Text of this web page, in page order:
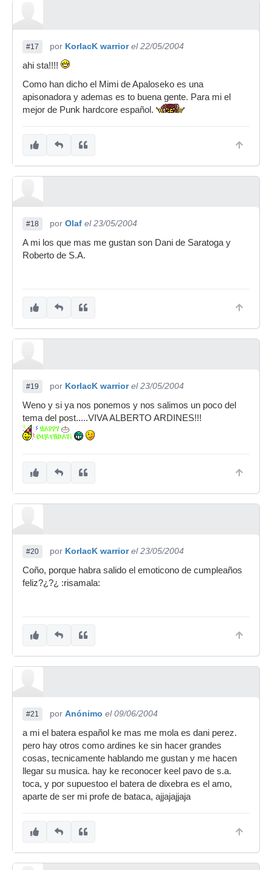
#17 por KorlacK warrior el 22/05/2004
ahi sta!!!!
Como han dicho el Mimi de Apaloseko es una
apisonadora y ademas es to buena gente. Para mi el
mejor de Punk hardcore español.
#18 por Olaf el 23/05/2004
A mi los que mas me gustan son Dani de Saratoga y
Roberto de S.A.
#19 por KorlacK warrior el 23/05/2004
Weno y si ya nos ponemos y nos salimos un poco del
tema del post.....VIVA ALBERTO ARDINES!!!
#20 por KorlacK warrior el 23/05/2004
Coño, porque habra salido el emoticono de cumpleaños
feliz?¿?¿ :risamala:
#21 por Anónimo el 09/06/2004
a mi el batera español ke mas me mola es dani perez.
pero hay otros como ardines ke sin hacer grandes
cosas, tecnicamente hablando me gustan y me hacen
llegar su musica. hay ke reconocer keel pavo de s.a.
toca, y por supuestoo el batera de dixebra es el amo,
aparte de ser mi profe de bataca, ajjajajjaja